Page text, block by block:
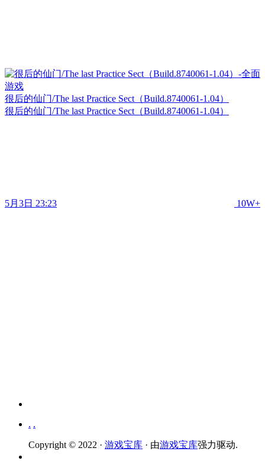
很后的仙门/The last Practice Sect（Build.8740061-1.04）
很后的仙门/The last Practice Sect（Build.8740061-1.04）
5月3日 23:23 10W+
. .
Copyright © 2022 · 游戏宝库 · 由游戏宝库强力驱动.